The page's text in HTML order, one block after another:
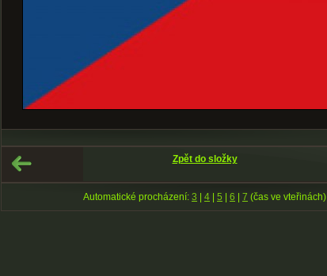
Zpět do složky
Automatické procházení: 3 | 4 | 5 | 6 | 7 (čas ve vteřinách)